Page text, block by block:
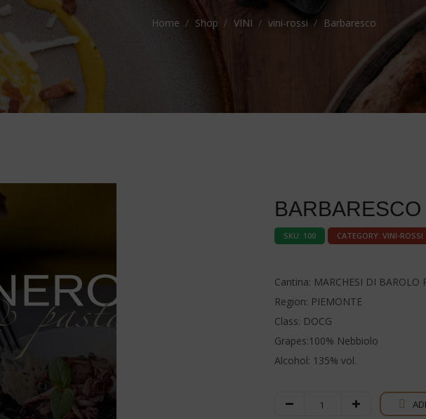
Home Shop VINI vini-rossi Barbaresco
BARBARESCO
SKU: 100 CATEGORY: VINI-ROSSI
Cantina: MARCHESI DI BAROLO
Region: PIEMONTE
Class: DOCG
Grapes:100% Nebbiolo
Alcohol: 135% vol.
Barbaresco
quantity